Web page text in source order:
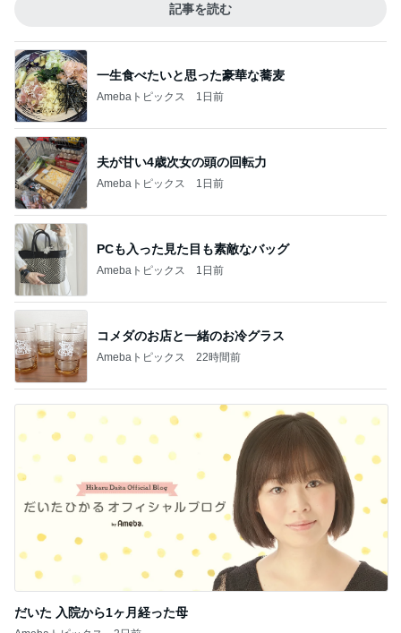
記事を読む
一生食べたいと思った豪華な蕎麦
Amebaトピックス 1日前
夫が甘い4歳次女の頭の回転力
Amebaトピックス 1日前
PCも入った見た目も素敵なバッグ
Amebaトピックス 1日前
コメダのお店と一緒のお冷グラス
Amebaトピックス 22時間前
だいた 入院から1ヶ月経った母